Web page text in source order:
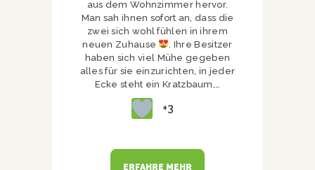
aus dem Wohnzimmer hervor.
Man sah ihnen sofort an, dass die
zwei sich wohl fühlen in ihrem
neuen Zuhause
. Ihre Besitzer
haben sich viel Mühe gegeben
alles für sie einzurichten, in jeder
Ecke steht ein Kratzbaum,…
+3
ERFAHRE MEHR